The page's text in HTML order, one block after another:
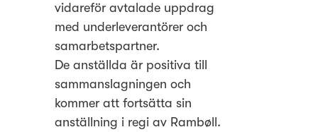
vidareför avtalade uppdrag
med underleverantörer och
samarbetspartner.
De anställda är positiva till
sammanslagningen och
kommer att fortsätta sin
anställning i regi av Rambøll.